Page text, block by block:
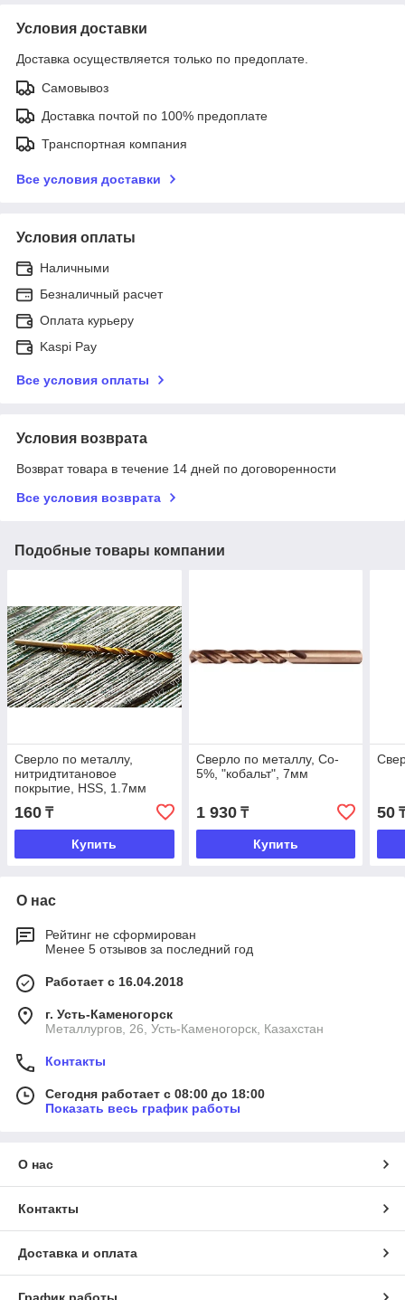
Условия доставки
Доставка осуществляется только по предоплате.
Самовывоз
Доставка почтой по 100% предоплате
Транспортная компания
Все условия доставки
Условия оплаты
Наличными
Безналичный расчет
Оплата курьеру
Kaspi Pay
Все условия оплаты
Условия возврата
Возврат товара в течение 14 дней по договоренности
Все условия возврата
Подобные товары компании
Сверло по металлу,
нитридтитановое
покрытие, HSS, 1.7мм
160 ₸
Купить
Сверло по металлу, Co-
5%, "кобальт", 7мм
1 930₸
Купить
50
О нас
Рейтинг не сформирован
Менее 5 отзывов за последний год
Работает с 16.04.2018
г. Усть-Каменогорск
Металлургов, 26, Усть-Каменогорск, Казахстан
Контакты
Сегодня работает с 08:00 до 18:00
Показать весь график работы
О нас
Контакты
Доставка и оплата